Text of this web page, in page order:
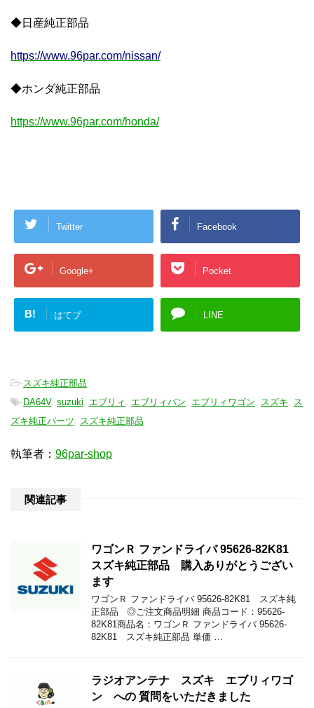
◆日産純正部品
https://www.96par.com/nissan/
◆ホンダ純正部品
https://www.96par.com/honda/
Twitter Facebook
Google+ Pocket
B! はてブ LINE
-スズキ純正部品
-DA64V, suzuki, エブリィ , エブリィバン, エブリィワゴン, スズキ, ス
ズキ純正パーツ, スズキ純正部品
執筆者： 96par-shop
関連記事
ワゴンＲ ファンドライバ 95626-82K81
スズキ純正部品 購入ありがとうござい
ます
ワゴンＲ ファンドライバ 95626-82K81 スズキ純
正部品 ◎ご注文商品明細 商品コード：95626-
82K81商品名：ワゴンＲ ファンドライバ 95626-
82K81 スズキ純正部品 単価 …
ラジオアンテナ スズキ エブリィワゴ
ン への 質問をいただきました